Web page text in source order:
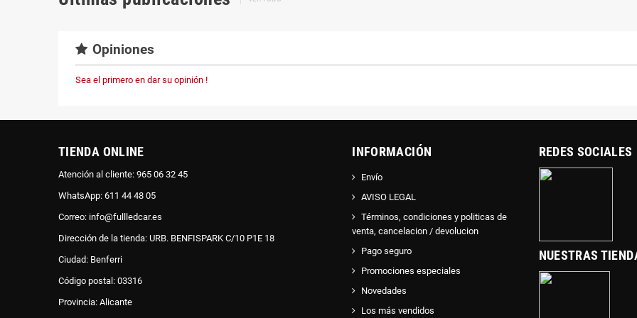
Opiniones
Sea el primero en dar su opinión !
TIENDA ONLINE
Atención al cliente: 965 06 32 45
WhatsApp: 611 44 48 05
Correo: info@fullledcar.es
Dirección de la tienda: URB. BENFISPARK C/10 P1E 18
Ciudad: Benferri
Código postal: 03316
Provincia: Alicante
INFORMACIÓN
Envío
AVISO LEGAL
Términos, condiciones y politicas de
venta, cancelacion / devolucion
Pago seguro
Promociones especiales
Novedades
Los más vendidos
REDES SOCIALES
NUESTRAS